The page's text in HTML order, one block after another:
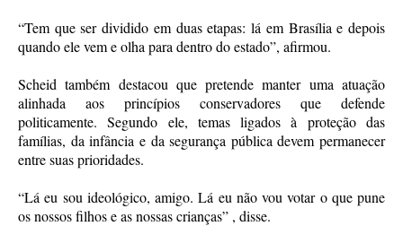
“Tem que ser dividido em duas etapas: lá em Brasília e depois
quando ele vem e olha para dentro do estado”, afirmou.
Scheid também destacou que pretende manter uma atuação
alinhada aos princípios conservadores que defende
politicamente. Segundo ele, temas ligados à proteção das
famílias, da infância e da segurança pública devem permanecer
entre suas prioridades.
“Lá eu sou ideológico, amigo. Lá eu não vou votar o que pune
os nossos filhos e as nossas crianças” , disse.